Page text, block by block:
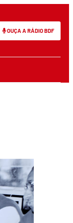
OUÇA A RÁDIO BDF